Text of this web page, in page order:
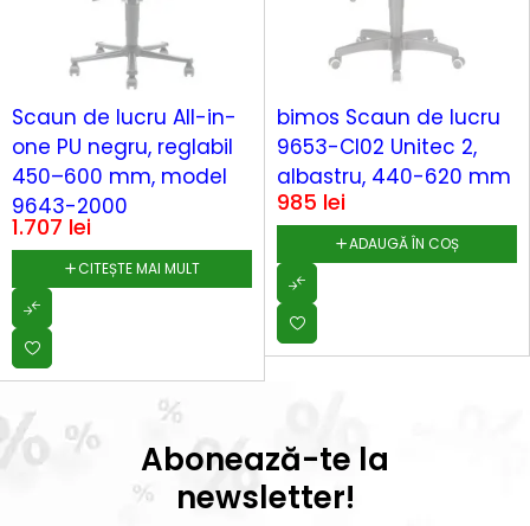
Scaun de lucru All-in-
one PU negru, reglabil
450–600 mm, model
9643-2000
1.707 lei
CITEȘTE MAI MULT
bimos Scaun de lucru
9653-CI02 Unitec 2,
albastru, 440-620 mm
985 lei
ADAUGĂ ÎN COȘ
Abonează-te la
newsletter!